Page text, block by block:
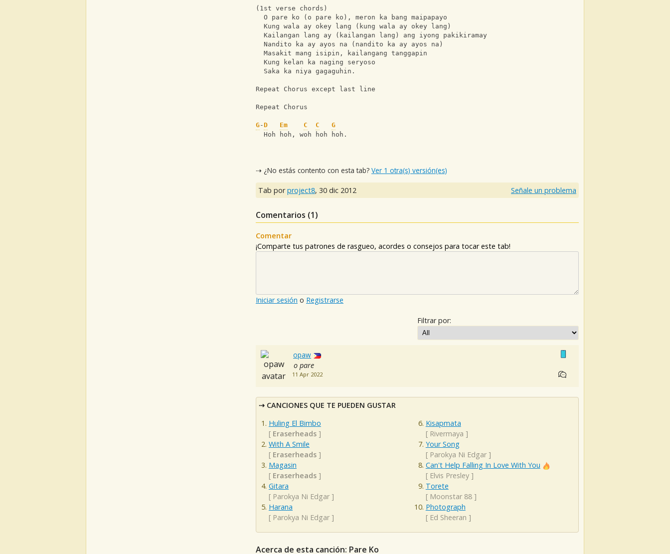
(1st verse chords)
  O pare ko (o pare ko), meron ka bang maipapayo
  Kung wala ay okey lang (kung wala ay okey lang)
  Kailangan lang ay (kailangan lang) ang iyong pakikiramay
  Nandito ka ay ayos na (nandito ka ay ayos na)
  Masakit mang isipin, kailangang tanggapin
  Kung kelan ka naging seryoso
  Saka ka niya gagaguhin.
Repeat Chorus except last line
Repeat Chorus
G-D Em C C
G
  Hoh hoh, woh hoh hoh.
⇢ ¿No estás contento con esta tab? Ver 1 otra(s) versión(es)
Tab porproject8, 30 dic 2012 Señale un problema
Comentarios (1)
Comentar
¡Comparte tus patrones de rasgueo, acordes o consejos para tocar este tab!
Iniciar sesión o Registrarse
Filtrar por:
opaw
o pare
11 Apr 2022
CANCIONES QUE TE PUEDEN GUSTAR
Huling El Bimbo
[ Eraserheads ]
With A Smile
[ Eraserheads ]
Magasin
[ Eraserheads ]
Gitara
[ Parokya Ni Edgar ]
Harana
[ Parokya Ni Edgar ]
Kisapmata
[ Rivermaya ]
Your Song
[ Parokya Ni Edgar]
Can't Help Falling In Love With You
[ Elvis Presley]
Torete
[ Moonstar 88]
Photograph
[ Ed Sheeran ]
Acerca de esta canción: Pare Ko